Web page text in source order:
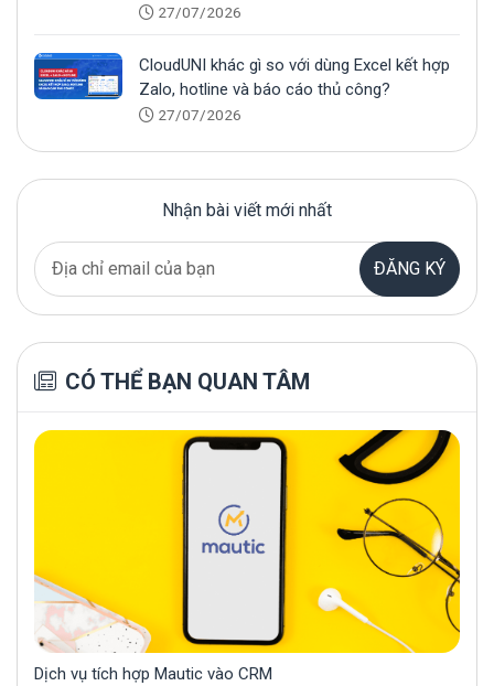
sinh27/07/2026
CloudUNI khác gì so với dùng Excel kết hợp
Zalo, hotline và báo cáo thủ công?
27/07/2026
Nhận bài viết mới nhất
ĐĂNG KÝ
CÓ THỂ BẠN QUAN TÂM
Dịch vụ tích hợp Mautic vào CRM